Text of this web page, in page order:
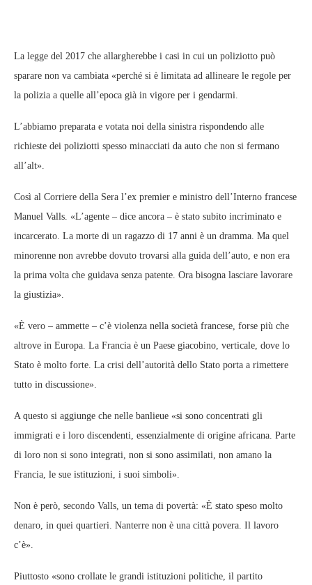
La legge del 2017 che allargherebbe i casi in cui un poliziotto può
sparare non va cambiata «perché si è limitata ad allineare le regole per
la polizia a quelle all’epoca già in vigore per i gendarmi.
L’abbiamo preparata e votata noi della sinistra rispondendo alle
richieste dei poliziotti spesso minacciati da auto che non si fermano
all’alt».
Così al Corriere della Sera l’ex premier e ministro dell’Interno francese
Manuel Valls. «L’agente – dice ancora – è stato subito incriminato e
incarcerato. La morte di un ragazzo di 17 anni è un dramma. Ma quel
minorenne non avrebbe dovuto trovarsi alla guida dell’auto, e non era
la prima volta che guidava senza patente. Ora bisogna lasciare lavorare
la giustizia».
«È vero – ammette – c’è violenza nella società francese, forse più che
altrove in Europa. La Francia è un Paese giacobino, verticale, dove lo
Stato è molto forte. La crisi dell’autorità dello Stato porta a rimettere
tutto in discussione».
A questo si aggiunge che nelle banlieue «si sono concentrati gli
immigrati e i loro discendenti, essenzialmente di origine africana. Parte
di loro non si sono integrati, non si sono assimilati, non amano la
Francia, le sue istituzioni, i suoi simboli».
Non è però, secondo Valls, un tema di povertà: «È stato speso molto
denaro, in quei quartieri. Nanterre non è una città povera. Il lavoro
c’è».
Piuttosto «sono crollate le grandi istituzioni politiche, il partito